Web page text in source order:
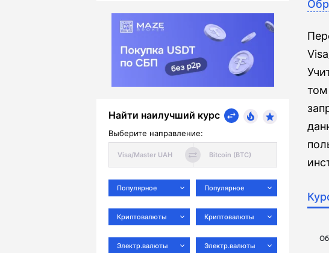
Найти наилучший курс
Выберите направление:
Популярное
Криптовалюты
Электр.валюты
Популярное
Криптовалюты
Электр.валюты